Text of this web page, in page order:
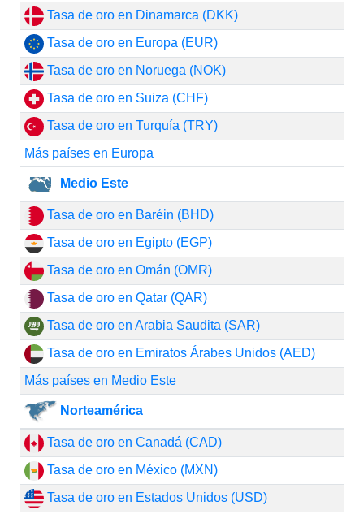
Tasa de oro en Dinamarca (DKK)
Tasa de oro en Europa (EUR)
Tasa de oro en Noruega (NOK)
Tasa de oro en Suiza (CHF)
Tasa de oro en Turquía (TRY)
Más países en Europa
Medio Este
Tasa de oro en Baréin (BHD)
Tasa de oro en Egipto (EGP)
Tasa de oro en Omán (OMR)
Tasa de oro en Qatar (QAR)
Tasa de oro en Arabia Saudita (SAR)
Tasa de oro en Emiratos Árabes Unidos (AED)
Más países en Medio Este
Norteamérica
Tasa de oro en Canadá (CAD)
Tasa de oro en México (MXN)
Tasa de oro en Estados Unidos (USD)